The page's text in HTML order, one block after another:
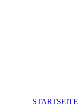
STARTSEITE